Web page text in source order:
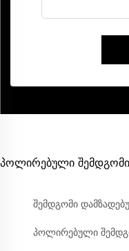
პოლირებული
შემდგომი
პოლირებული